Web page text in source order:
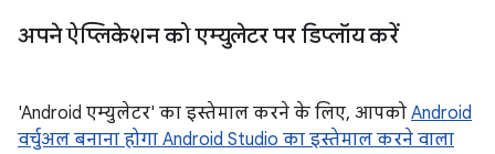
अपने ऐप्लिकेशन को एम्युलेटर पर डिप्लॉय करें
'Android एम्युलेटर' का इस्तेमाल करने के लिए, आपको Android
वर्चुअल बनाना होगा Android Studio का इस्तेमाल करने वाला